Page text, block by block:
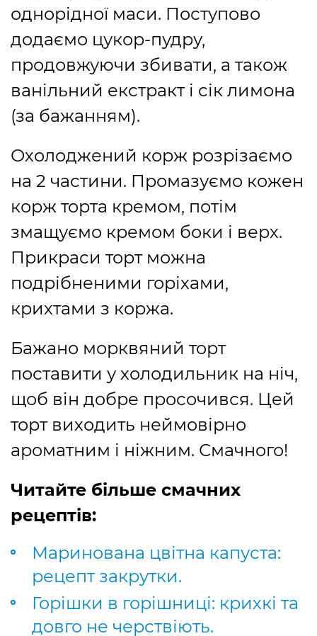
однорідної маси. Поступово
додаємо цукор-пудру,
продовжуючи збивати, а також
ванільний екстракт і сік лимона
(за бажанням).
Охолоджений корж розрізаємо
на 2 частини. Промазуємо кожен
корж торта кремом, потім
змащуємо кремом боки і верх.
Прикраси торт можна
подрібненими горіхами,
крихтами з коржа.
Бажано морквяний торт
поставити у холодильник на ніч,
щоб він добре просочився. Цей
торт виходить неймовірно
ароматним і ніжним. Смачного!
Читайте більше смачних
рецептів:
Маринована цвітна капуста:
рецепт закрутки.
Горішки в горішниці: крихкі та
довго не черствіють.